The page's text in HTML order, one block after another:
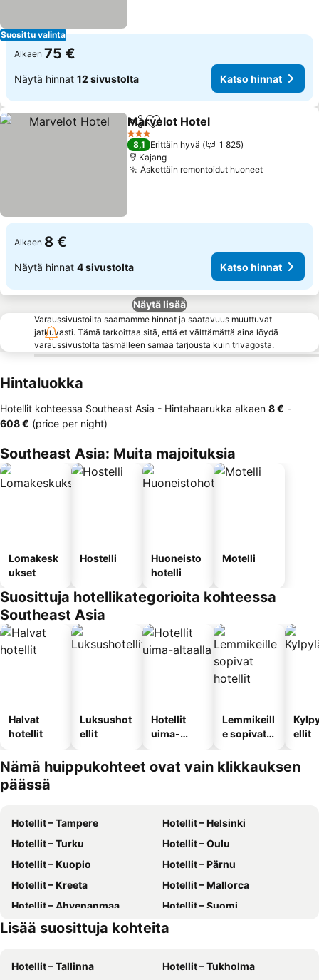
Suosittu valinta
Alkaen 75 €
Näytä hinnat 12 sivustolta Katso hinnat
Jaa Lisää suosikkeihin
Marvelot Hotel
3 Tähtiluokitus
8,1 Erittäin hyvä
1 825
Kajang
Äskettäin remontoidut huoneetKatso
Alkaen 8 €
Näytä hinnat 4 sivustolta Katso hinnat
Näytä lisää
Varaussivustoilta saamamme hinnat ja saatavuus muuttuvat
jatkuvasti. Tämä tarkoittaa sitä, että et välttämättä aina löydä
varaussivustolta täsmälleen samaa tarjousta kuin trivagosta.
Hintaluokka
Hotellit kohteessa Southeast Asia - Hintahaarukka alkaen ‎8 € -
‎608 € (price per night)
Southeast Asia: Muita majoituksia
Lomakesk
ukset
Hostelli
Huoneisto
hotelli
Motelli
Suosittuja hotellikategorioita kohteessa
Southeast Asia
Halvat
hotellit
Luksushot
ellit
Hotellit
uima-
Lemmikeill
e sopivat
ellit
Nämä huippukohteet ovat vain klikkauksen
päässä
Hotellit – Tampere
Hotellit – Helsinki
Hotellit – Turku
Hotellit – Oulu
Hotellit – Kuopio
Hotellit – Pärnu
Hotellit – Kreeta
Hotellit – Mallorca
Hotellit – Ahvenanmaa
Hotellit – Suomi
Hotellit – Kreikka
Hotellit – Malta
Lisää suosittuja kohteita
Hotellit – Tallinna
Hotellit – Tukholma